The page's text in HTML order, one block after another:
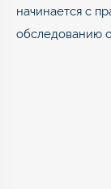
начинается с
обследованию